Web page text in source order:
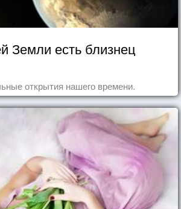
Земли есть близнец
открытия нашего времени.